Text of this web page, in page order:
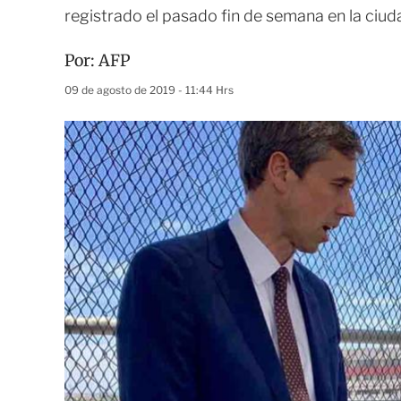
registrado el pasado fin de semana en la
Por:AFP
09 de agosto de 2019 - 11:44 Hrs